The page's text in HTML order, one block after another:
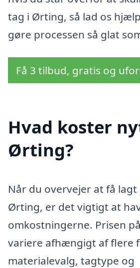
tag i Ørting, så lad os
gøre processen så glat
Få 3 tilbud, gratis og
Hvad koster
Ørting?
Når du overvejer at få
Ørting, er det vigtigt at
omkostningerne. Prisen
variere afhængigt af flere
materialevalg, tagtype og